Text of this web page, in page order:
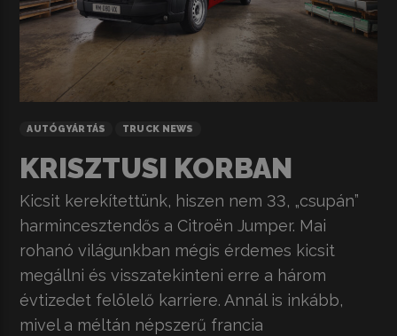
AUTÓGYÁRTÁS TRUCK NEWS
KRISZTUSI KORBAN
Kicsit kerekítettünk, hiszen nem 33, „csupán”
harmincesztendős a Citroën Jumper. Mai
rohanó világunkban mégis érdemes kicsit
megállni és visszatekinteni erre a három
évtizedet felölelő karriere. Annál is inkább,
mivel a méltán népszerű francia